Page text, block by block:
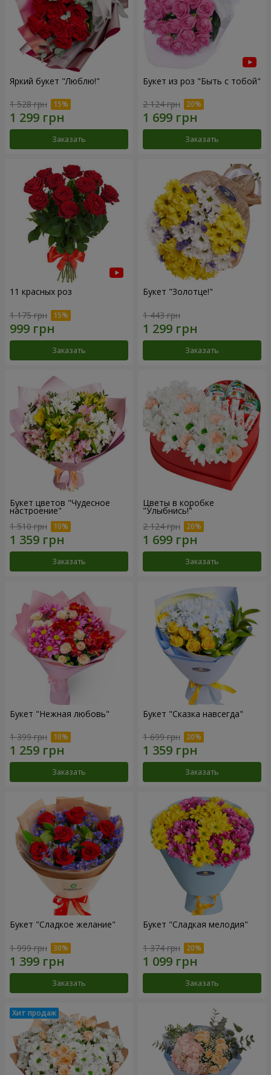
Яркий букет "Люблю!"
1 528 грн
Заказать
Букет из роз "Быть с тобой"
2 124 грн
Заказать
11 красных роз
1 175 грн
Заказать
Букет "Золотце!"
1 443 грн
Заказать
Букет цветов "Чудесное
настроение"
1 510 грн
Заказать
Цветы в коробке
"Улыбнись!"
2 124 грн
Заказать
Букет "Нежная любовь"
1 399 грн
Заказать
Букет "Сказка навсегда"
1 699 грн
Заказать
Букет "Сладкое желание"
1 999 грн
Заказать
Букет "Сладкая мелодия"
1 374 грн
Заказать